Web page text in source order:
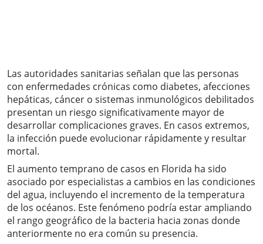
Las autoridades sanitarias señalan que las personas
con enfermedades crónicas como diabetes, afecciones
hepáticas, cáncer o sistemas inmunológicos debilitados
presentan un riesgo significativamente mayor de
desarrollar complicaciones graves. En casos extremos,
la infección puede evolucionar rápidamente y resultar
mortal.
El aumento temprano de casos en Florida ha sido
asociado por especialistas a cambios en las condiciones
del agua, incluyendo el incremento de la temperatura
de los océanos. Este fenómeno podría estar ampliando
el rango geográfico de la bacteria hacia zonas donde
anteriormente no era común su presencia.